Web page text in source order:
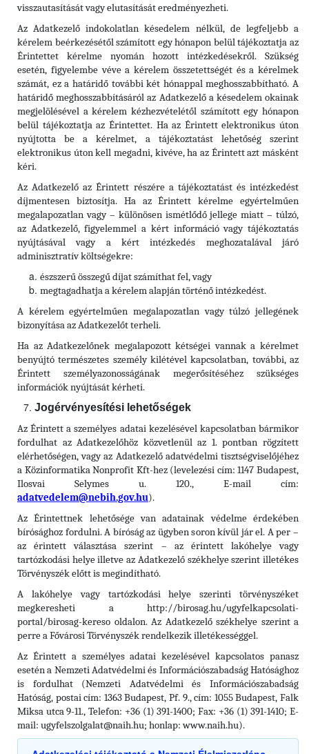
visszautasítását vagy elutasítását eredményezheti.
Az Adatkezelő indokolatlan késedelem nélkül, de legfeljebb a
kérelem beérkezésétől számított egy hónapon belül tájékoztatja az
Érintettet kérelme nyomán hozott intézkedésekről. Szükség
esetén, figyelembe véve a kérelem összetettségét és a kérelmek
számát, ez a határidő további két hónappal meghosszabbítható. A
határidő meghosszabbításáról az Adatkezelő a késedelem okainak
megjelölésével a kérelem kézhezvételétől számított egy hónapon
belül tájékoztatja az Érintettet. Ha az Érintett elektronikus úton
nyújtotta be a kérelmet, a tájékoztatást lehetőség szerint
elektronikus úton kell megadni, kivéve, ha az Érintett azt másként
kéri.
Az Adatkezelő az Érintett részére a tájékoztatást és intézkedést
díjmentesen biztosítja. Ha az Érintett kérelme egyértelműen
megalapozatlan vagy – különösen ismétlődő jellege miatt – túlzó,
az Adatkezelő, figyelemmel a kért információ vagy tájékoztatás
nyújtásával vagy a kért intézkedés meghozatalával járó
adminisztratív költségekre:
észszerű összegű díjat számíthat fel, vagy
megtagadhatja a kérelem alapján történő intézkedést.
A kérelem egyértelműen megalapozatlan vagy túlzó jellegének
bizonyítása az Adatkezelőt terheli.
Ha az Adatkezelőnek megalapozott kétségei vannak a kérelmet
benyújtó természetes személy kilétével kapcsolatban, további, az
Érintett személyazonosságának megerősítéséhez szükséges
információk nyújtását kérheti.
Jogérvényesítési lehetőségek
Az Érintett a személyes adatai kezelésével kapcsolatban bármikor
fordulhat az Adatkezelőhöz közvetlenül az 1. pontban rögzített
elérhetőségen, vagy az Adatkezelő adatvédelmi tisztségviselőjéhez
a Közinformatika Nonprofit Kft-hez (levelezési cím: 1147 Budapest,
Ilosvai Selymes u. 120., E-mail cím:
adatvedelem@nebih.gov.hu).
Az Érintettnek lehetősége van adatainak védelme érdekében
bírósághoz fordulni. A bíróság az ügyben soron kívül jár el. A per –
az érintett választása szerint – az érintett lakóhelye vagy
tartózkodási helye illetve az Adatkezelő székhelye szerint illetékes
Törvényszék előtt is megindítható.
A lakóhelye vagy tartózkodási helye szerinti törvényszéket
megkeresheti a http://birosag.hu/ugyfelkapcsolati-
portal/birosag-kereso oldalon. Az Adatkezelő székhelye szerint a
perre a Fővárosi Törvényszék rendelkezik illetékességgel.
Az Érintett a személyes adatai kezelésével kapcsolatos panasz
esetén a Nemzeti Adatvédelmi és Információszabadság Hatósághoz
is fordulhat (Nemzeti Adatvédelmi és Információszabadság
Hatóság, postai cím: 1363 Budapest, Pf. 9., cím: 1055 Budapest, Falk
Miksa utca 9-11., Telefon: +36 (1) 391-1400; Fax: +36 (1) 391-1410; E-
mail: ugyfelszolgalat@naih.hu; honlap: www.naih.hu).